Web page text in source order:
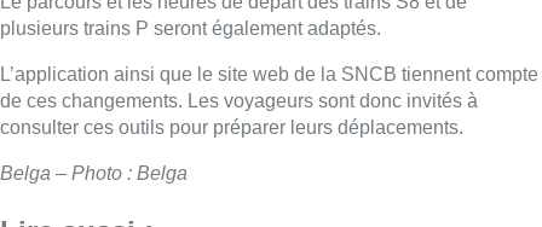
plusieurs trains P seront également adaptés.
L’application ainsi que le site web de la SNCB tiennent compte
de ces changements. Les voyageurs sont donc invités à
consulter ces outils pour préparer leurs déplacements.
Belga – Photo : Belga